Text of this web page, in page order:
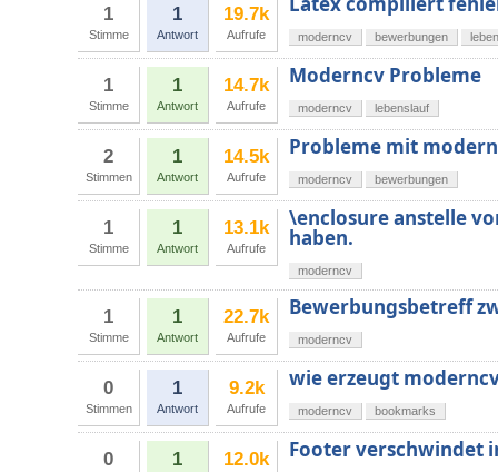
1
Stimme
1
Antwort
19.7k
Aufrufe moderncv bewerbungen
1
Stimme
1
Antwort
14.7k
Aufrufe
Moderncv Probleme
moderncv lebenslauf
2
Stimmen
1
Antwort
14.5k
Aufrufe
Probleme mit
moderncv bewerbungen
1
Stimme
1
Antwort
13.1k
Aufrufe
\enclosure anstelle
haben.
moderncv
1
Stimme
1
Antwort
22.7k
Aufrufe
Bewerbungsbetreff
moderncv
0
Stimmen
1
Antwort
9.2k
Aufrufe
wie erzeugt
moderncv bookmarks
0 1 12.0k Footer verschwindet